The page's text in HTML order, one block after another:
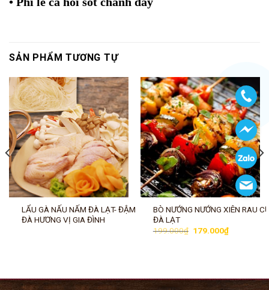
SẢN PHẨM TƯƠNG TỰ
LẨU GÀ NẤU NẤM ĐÀ LẠT- ĐẬM
ĐÀ HƯƠNG VỊ GIA ĐÌNH
BÒ NƯỚNG NƯỚNG XIÊN RAU
ĐÀ LẠT
199.000₫ Giá
179.000₫Giá
hiện